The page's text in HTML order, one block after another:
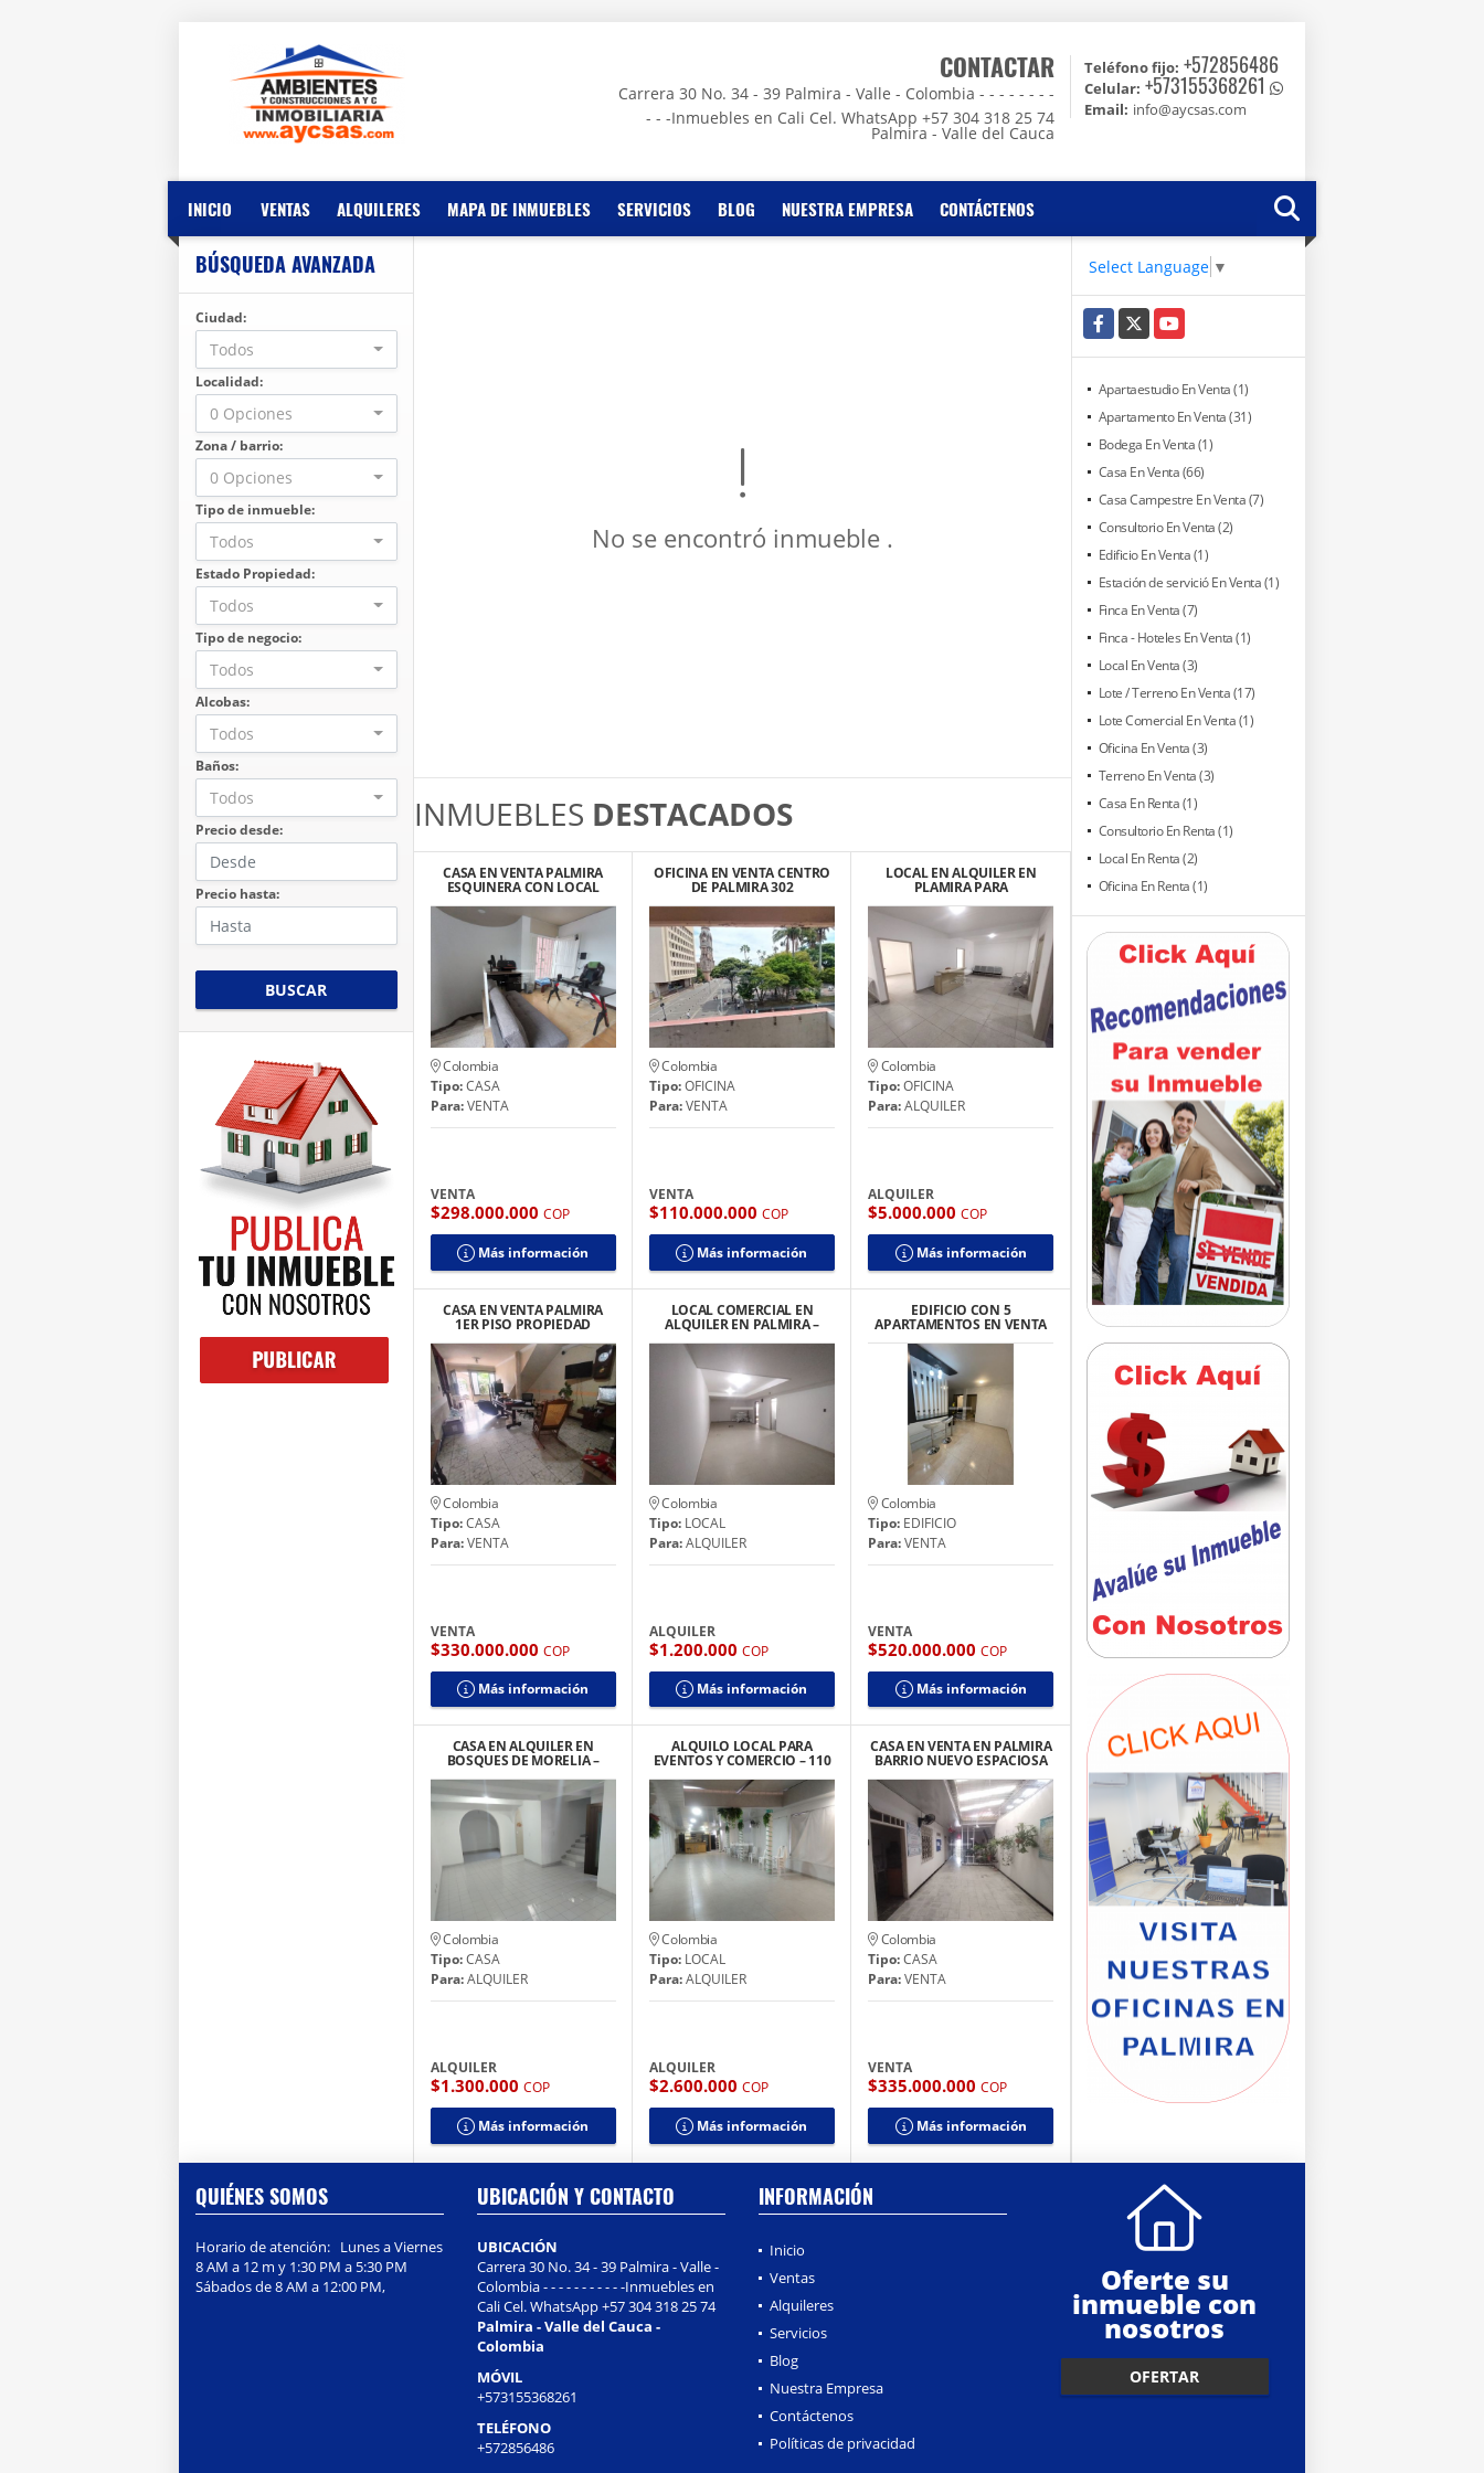
CONTACTAR
Carrera 30 No. 34 - 39 Palmira - Valle - Colombia - - - - - - - -
- - -Inmuebles en Cali Cel. WhatsApp +57 304 318 25 74
Palmira - Valle del Cauca
Teléfono fijo: +572856486
Celular: +573155368261
Email: info@aycsas.com
INICIO VENTAS ALQUILERES MAPA DE INMUEBLES SERVICIOS BLOG NUESTRA EMPRESA CONTÁCTENOS
BÚSQUEDA AVANZADA
Ciudad:
Todos
Localidad:
0 Opciones
Zona / barrio:
0 Opciones
Tipo de inmueble:
Todos
Estado Propiedad:
Todos
Tipo de negocio:
Todos
Alcobas:
Todos
Baños:
Todos
Precio desde:
Precio hasta:
BUSCAR
No se encontró inmueble .
INMUEBLES DESTACADOS
CASA EN VENTA PALMIRA
ESQUINERA CON LOCAL
BARRIO COLOMBIA
Colombia
Tipo:CASA
Para:VENTA
VENTA
$298.000.000 COP
Más información
OFICINA EN VENTA CENTRO
DE PALMIRA 302
Colombia
Tipo:OFICINA
Para:VENTA
VENTA
$110.000.000 COP
Más información
LOCAL EN ALQUILER EN
PLAMIRA PARA
CONSULTORIOS U OFICINAS
IPS CENTRO
Colombia
Tipo:OFICINA
Para:ALQUILER
ALQUILER
$5.000.000COP
Más información
CASA EN VENTA PALMIRA
1ER PISO PROPIEDAD
HORIZONTAL BARRIO
MIRRIÑAO
Colombia
Tipo:CASA
Para:VENTA
VENTA
$330.000.000 COP
Más información
LOCAL COMERCIAL EN
ALQUILER EN PALMIRA –
CERCA AL CENTRO
Colombia
Tipo:LOCAL
Para:ALQUILER
ALQUILER
$1.200.000 COP
Más información
EDIFICIO CON 5
APARTAMENTOS EN VENTA
PALMIRA BARRIO PORTAL
DEL BOSQUE
Colombia
Tipo: EDIFICIO
Para:VENTA
VENTA
$520.000.000COP
Más información
CASA EN ALQUILER EN
BOSQUES DE MORELIA –
FRENTE A ZONA VERDE
Colombia
Tipo:CASA
Para:ALQUILER
ALQUILER
$1.300.000 COP
Más información
ALQUILO LOCAL PARA
EVENTOS Y COMERCIO – 110
M2 TOTALMENTE EQUIPADO
Colombia
Tipo:LOCAL
Para:ALQUILER
ALQUILER
$2.600.000 COP
Más información
CASA EN VENTA EN PALMIRA
BARRIO NUEVO ESPACIOSA
CASA COLONIAL
Colombia
Tipo:CASA
Para:VENTA
VENTA
$335.000.000COP
Más información
Select Language ▼
Facebook
X YouTube
Apartaestudio En Venta (1)
Apartamento En Venta (31)
Bodega En Venta (1)
Casa En Venta (66)
Casa Campestre En Venta (7)
Consultorio En Venta (2)
Edificio En Venta (1)
Estación de servició En Venta (1)
Finca En Venta (7)
Finca - Hoteles En Venta (1)
Local En Venta (3)
Lote / Terreno En Venta (17)
Lote Comercial En Venta (1)
Oficina En Venta (3)
Terreno En Venta (3)
Casa En Renta (1)
Consultorio En Renta (1)
Local En Renta (2)
Oficina En Renta (1)
QUIÉNES SOMOS
Horario de atención: Lunes a Viernes
8 AM a 12 m y 1:30 PM a 5:30 PM
Sábados de 8 AM a 12:00 PM,
UBICACIÓN Y CONTACTO
UBICACIÓN
Carrera 30 No. 34 - 39 Palmira - Valle -
Colombia - - - - - - - - - - -Inmuebles en
Cali Cel. WhatsApp +57 304 318 25 74
Palmira - Valle del Cauca -
Colombia
MÓVIL
+573155368261
TELÉFONO
+572856486
INFORMACIÓN
Inicio
Ventas
Alquileres
Servicios
Blog
Nuestra Empresa
Contáctenos
Políticas de privacidad
Oferte su
inmueble con
nosotros
OFERTAR